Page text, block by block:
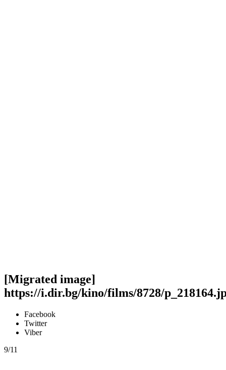
[Migrated image]
https://i.dir.bg/kino/films/8728/
Facebook
Twitter
Viber
9/11